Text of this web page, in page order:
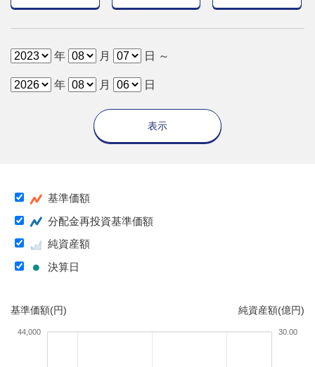
年 月 日 ～
年 月 日
表示
基準価額
分配金再投資基準価額
純資産額
決算日
基準価額(円) 純資産額(億円)
44,000 30.00